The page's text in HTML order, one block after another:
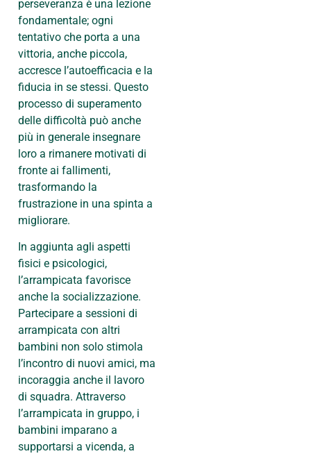
perseveranza è una lezione
fondamentale; ogni
tentativo che porta a una
vittoria, anche piccola,
accresce l’autoefficacia e la
fiducia in se stessi. Questo
processo di superamento
delle difficoltà può anche
più in generale insegnare
loro a rimanere motivati di
fronte ai fallimenti,
trasformando la
frustrazione in una spinta a
migliorare.
In aggiunta agli aspetti
fisici e psicologici,
l’arrampicata favorisce
anche la socializzazione.
Partecipare a sessioni di
arrampicata con altri
bambini non solo stimola
l’incontro di nuovi amici, ma
incoraggia anche il lavoro
di squadra. Attraverso
l’arrampicata in gruppo, i
bambini imparano a
supportarsi a vicenda, a